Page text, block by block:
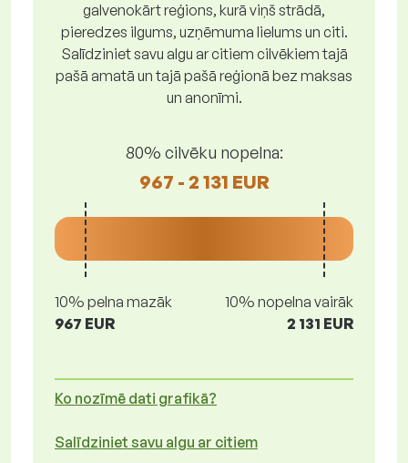
galvenokārt reģions, kurā viņš strādā,
pieredzes ilgums, uzņēmuma lielums un citi.
Salīdziniet savu algu ar citiem cilvēkiem tajā
pašā amatā un tajā pašā reģionā bez maksas
un anonīmi.
80% cilvēku nopelna:
967 - 2 131 EUR
10% pelna mazāk
967 EUR
10% nopelna vairāk
2 131 EUR
Ko nozīmē dati grafikā?
Salīdziniet savu algu ar citiem